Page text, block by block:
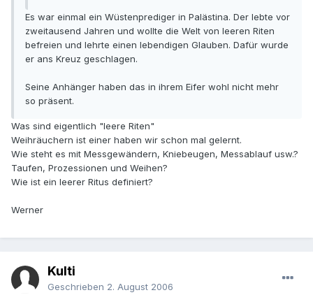
Es war einmal ein Wüstenprediger in Palästina. Der lebte vor
zweitausend Jahren und wollte die Welt von leeren Riten
befreien und lehrte einen lebendigen Glauben. Dafür wurde
er ans Kreuz geschlagen.
Seine Anhänger haben das in ihrem Eifer wohl nicht mehr
so präsent.
Was sind eigentlich "leere Riten"
Weihräuchern ist einer haben wir schon mal gelernt.
Wie steht es mit Messgewändern, Kniebeugen, Messablauf usw.?
Taufen, Prozessionen und Weihen?
Wie ist ein leerer Ritus definiert?
Werner
Kulti
Geschrieben 2. August 2006